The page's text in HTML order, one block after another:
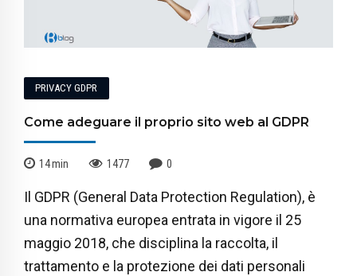
PRIVACY GDPR
Come adeguare il proprio sito web al GDPR
14min 1477 0
Il GDPR (General Data Protection Regulation), è
una normativa europea entrata in vigore il 25
maggio 2018, che disciplina la raccolta, il
trattamento e la protezione dei dati personali